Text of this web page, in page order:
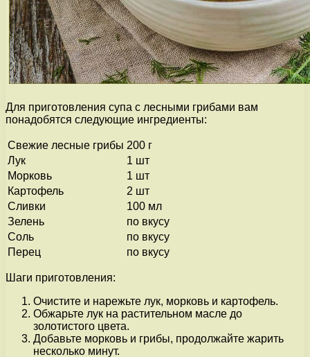
Для приготовления супа с лесными грибами вам
понадобятся следующие ингредиенты:
Свежие лесные грибы 200 г
Лук
1 шт
Морковь
1 шт
Картофель
2 шт
Сливки
100 мл
Зелень
по вкусу
Соль
по вкусу
Перец
по вкусу
Шаги приготовления:
Очистите и нарежьте лук, морковь и картофель.
Обжарьте лук на растительном масле до
золотистого цвета.
Добавьте морковь и грибы, продолжайте жарить
несколько минут.